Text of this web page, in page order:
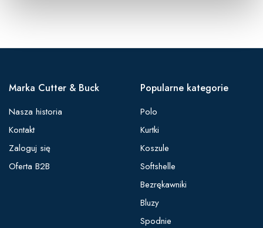
Marka Cutter & Buck
Nasza historia
Kontakt
Zaloguj się
Oferta B2B
Popularne kategorie
Polo
Kurtki
Koszule
Softshelle
Bezrękawniki
Bluzy
Spodnie